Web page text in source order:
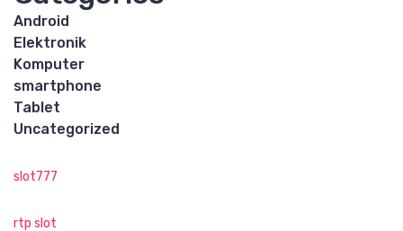
Android
Elektronik
Komputer
smartphone
Tablet
Uncategorized
slot777
rtp slot